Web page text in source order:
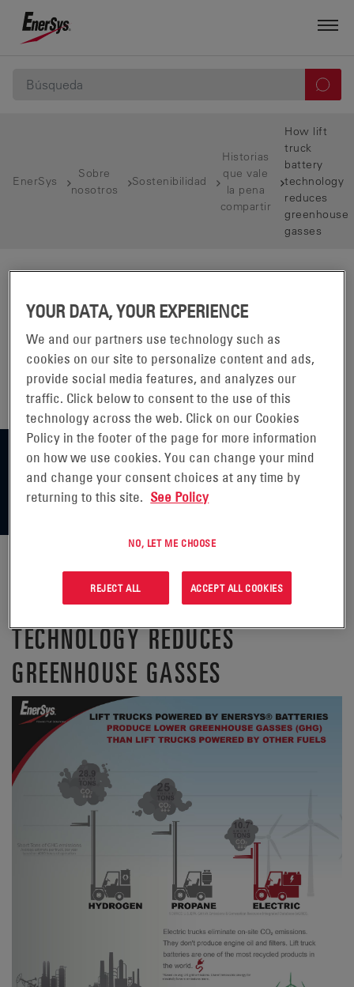
EnerSys
Sobre
nosotros
Sostenibilidad
Historias
que vale
la pena
compartir
How lift
truck
battery
technology
reduces
greenhouse
gasses
HOW LIFT TRUCK BATTERY
TECHNOLOGY REDUCES
GREENHOUSE GASSES
YOUR DATA, YOUR EXPERIENCE
We and our partners use technology such as
cookies on our site to personalize content and ads,
provide social media features, and analyzes our
traffic. Click below to consent to the use of this
technology across the web. Click on our Cookies
Policy in the footer of the page for more information
on how we use cookies. You can change your mind
and change your consent choices at any time by
returning to this site. See Policy
NO, LET ME CHOOSE
REJECT ALL ACCEPT ALL COOKIES